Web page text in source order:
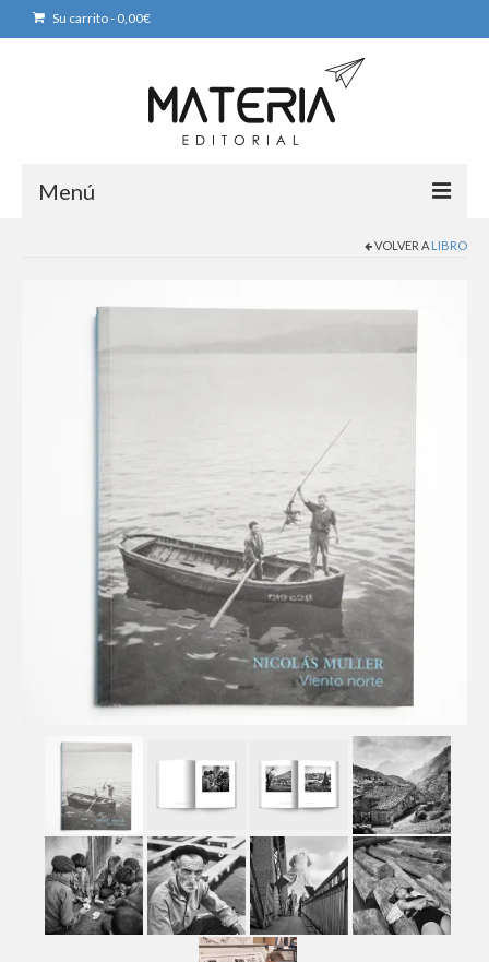
Su carrito- 0,00€
Menú
Puntos de venta
Contacto
VOLVER A LIBRO